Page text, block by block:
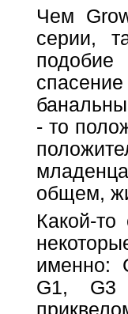
Чем
серии,
подобие
- то
общем,
Какой-
именно:
G1, G3